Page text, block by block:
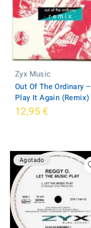
Zyx Music
Out Of The Ordinary ‎–
Play It Again (Remix)
12,95 €
Agotado